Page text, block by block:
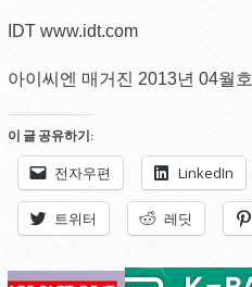
IDT www.idt.com
아이씨엔 매거진 2013년 04월호
이 글 공유하기:
전자우편 LinkedIn
트위터 레딧